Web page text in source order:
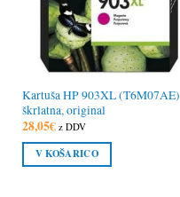
Kartuša HP 903XL (T6M07AE)
škrlatna, original
28,05€ z DDV
V KOŠARICO